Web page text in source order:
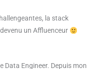
la stack
un Affluenceur
Data Engineer. Depuis mon